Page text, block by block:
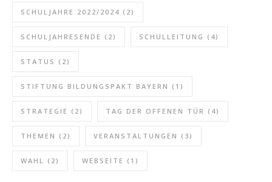
SCHULJAHRE 2022/2024 (2)
SCHULJAHRESENDE (2) SCHULLEITUNG (4)
STATUS (2)
STIFTUNG BILDUNGSPAKT BAYERN (1)
STRATEGIE (2) TAG DER OFFENEN TÜR (4)
THEMEN (2) VERANSTALTUNGEN (3)
WAHL (2) WEBSEITE (1)